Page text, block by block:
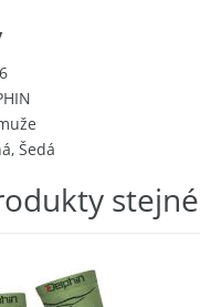
Šedá